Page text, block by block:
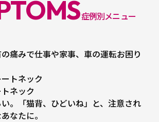
症例別メニュー
痛みで仕事や家事、車の運転お困り
ネック
。「猫背、ひどいね」と、注意され
なたに。